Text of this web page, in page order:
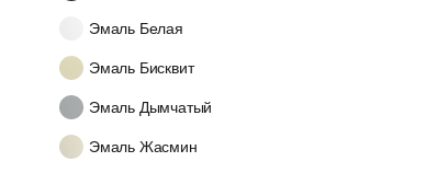
Эмаль Белая
Эмаль Бисквит
Эмаль Дымчатый
Эмаль Жасмин